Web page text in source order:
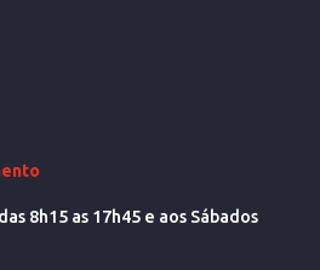
8h15 as 17h45 e aos Sábados